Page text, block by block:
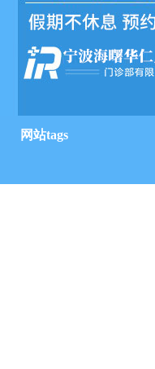
网站tags